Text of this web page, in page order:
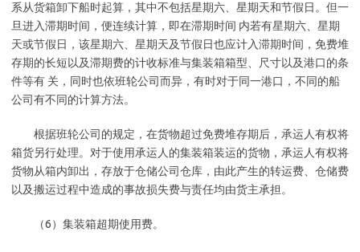
系从货箱卸下船时起算，其中不包括星期六、星期天和节假日。但一
旦进入滞期时间，便连续计算，即在滞期时间 内若有星期六、星期
天或节假日，该星期六、星期天及节假日也应计入滞期时间，免费堆
存期的长短以及滞期费的计收标准与集装箱箱型、尺寸以及港口的条
件等有 关，同时也依班轮公司而异，有时对于同一港口，不同的船
公司有不同的计算方法。
根据班轮公司的规定，在货物超过免费堆存期后，承运人有权将
箱货另行处理。对于使用承运人的集装箱装运的货物，承运人有权将
货物从箱内卸出，存放于仓储公司仓库，由此产生的转运费、仓储费
以及搬运过程中造成的事故损失费与责任均由货主承担。
（6）集装箱超期使用费。